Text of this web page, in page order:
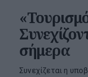
σήμερα
Συνεχίζεται η